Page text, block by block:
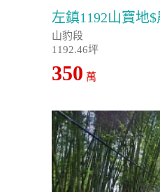
左鎮1192山寶地
山豹段
1192.46坪
350 萬